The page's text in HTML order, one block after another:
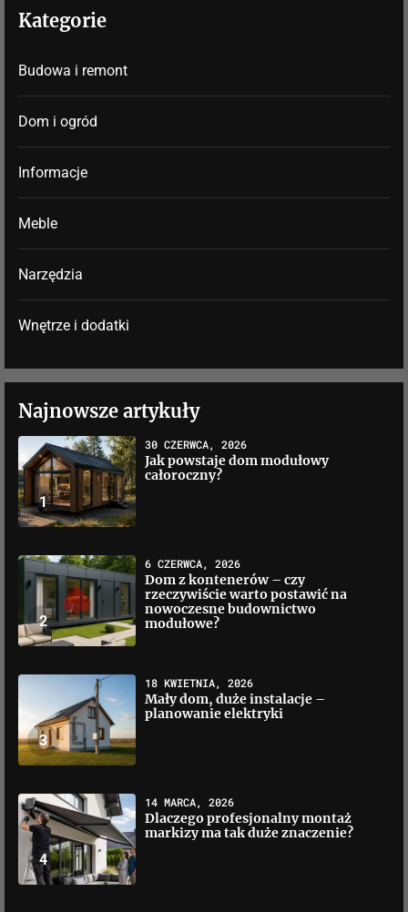
Kategorie
Budowa i remont
Dom i ogród
Informacje
Meble
Narzędzia
Wnętrze i dodatki
Najnowsze artykuły
1
30 CZERWCA, 2026
Jak powstaje dom modułowy
całoroczny?
2
6 CZERWCA, 2026
Dom z kontenerów – czy
rzeczywiście warto postawić na
nowoczesne budownictwo
modułowe?
3
18 KWIETNIA, 2026
Mały dom, duże instalacje –
planowanie elektryki
4
14 MARCA, 2026
Dlaczego profesjonalny montaż
markizy ma tak duże znaczenie?